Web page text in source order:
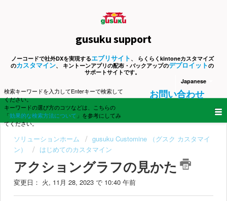
gusuku support
ノーコードで社外DXを実現するエブリサイト 、 らくらくkintoneカスタマイズ
のカスタマイン、 キントーンアプリの配布・バックアップのデプロイットの
サポートサイトです。
Japanese
検索キーワードを入力してEnterキーで検索して
ください。
キーワードの選び方のコツなどは、こちらの
「効果的な検索方法について 」を参考にしてみ
てください。
お問い合わせ
ソリューションホーム
gusuku Customine （グスク カスタマイ
ン）
はじめてのカスタマイン
アクショングラフの見かた
変更日： 火, 11月 28, 2023 で 10:40 午前